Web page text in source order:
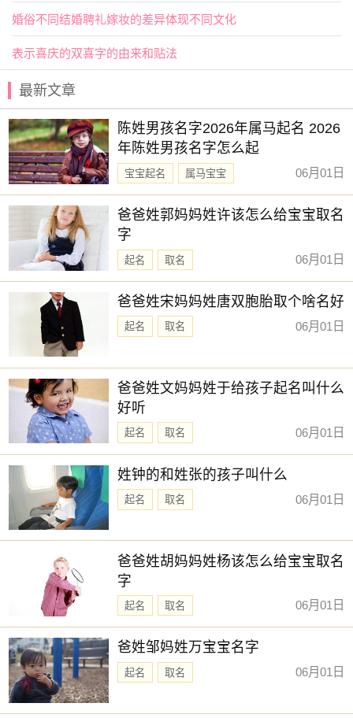
婚俗不同结婚聘礼嫁妆的差异体现不同文化
表示喜庆的双喜字的由来和贴法
最新文章
陈姓男孩名字2026年属马起名 2026
年陈姓男孩名字怎么起
宝宝起名
属马宝宝
新生儿取名
06月01日
爸爸姓郭妈妈姓许该怎么给宝宝取名
字
起名 取名 06月01日
爸爸姓宋妈妈姓唐双胞胎取个啥名好
起名 取名 06月01日
爸爸姓文妈妈姓于给孩子起名叫什么
好听
起名 取名 06月01日
姓钟的和姓张的孩子叫什么
起名 取名 06月01日
爸爸姓胡妈妈姓杨该怎么给宝宝取名
字
起名 取名 06月01日
爸姓邹妈姓万宝宝名字
起名 取名 06月01日